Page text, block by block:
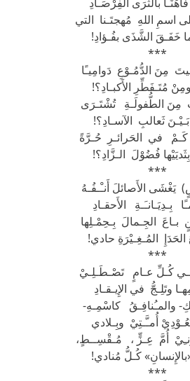
اسمِ اللهِ مُهجتَـنا التي
خَفَـقَ الشَّذَى بفُـؤادِ!
***
مِنَ الدُّمُـوْعِ دَوامِيـًا
مُتَـفَطِّرِ الأَكبـادِ؟!
مِنَ الطُّفولَـةِ تُشْتَـرَى
ثَعالبِ الآسـادِ؟!
كَـمْ في الحَرائـرِ حُـرَّةً
فُضُوْلَ الـزَّادِ؟!
***
الأَصائلَ أَنـْـفُـهُ
بِـدِيَـانـَـةِ الأَحقـادِ
بـاعَ الجِـمالَ بِـحِمْـلِها
المُـغِـيْرَةِ حادي!
***
فـي كُـلِّ عـامٍ تَصْـطَـلِـيْ
وتَلِـجُّ في الإِيـقـادِ
والمـُنافِـقُ كاسْمِـهِ-
أُمـَّـتِيْ وبِـلادي
أُمَّ عِـزٍّ ، مُـقْسِــطٍ،
«بالإِنسانِ» كُـلُّ مُنادي!
***